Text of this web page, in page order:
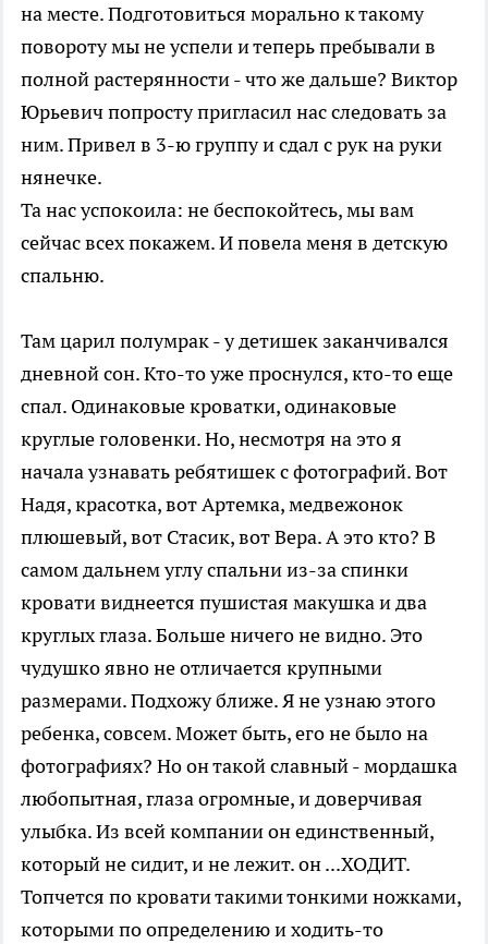
на месте. Подготовиться морально к такому
повороту мы не успели и теперь пребывали в
полной растерянности - что же дальше? Виктор
Юрьевич попросту пригласил нас следовать за
ним. Привел в 3-ю группу и сдал с рук на руки
нянечке.
Та нас успокоила: не беспокойтесь, мы вам
сейчас всех покажем. И повела меня в детскую
спальню.
Там царил полумрак - у детишек заканчивался
дневной сон. Кто-то уже проснулся, кто-то еще
спал. Одинаковые кроватки, одинаковые
круглые головенки. Но, несмотря на это я
начала узнавать ребятишек с фотографий. Вот
Надя, красотка, вот Артемка, медвежонок
плюшевый, вот Стасик, вот Вера. А это кто? В
самом дальнем углу спальни из-за спинки
кровати виднеется пушистая макушка и два
круглых глаза. Больше ничего не видно. Это
чудушко явно не отличается крупными
размерами. Подхожу ближе. Я не узнаю этого
ребенка, совсем. Может быть, его не было на
фотографиях? Но он такой славный - мордашка
любопытная, глаза огромные, и доверчивая
улыбка. Из всей компании он единственный,
который не сидит, и не лежит. он ...ХОДИТ.
Топчется по кровати такими тонкими ножками,
которыми по определению и ходить-то